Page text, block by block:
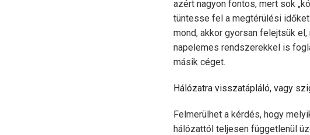
azért nagyon fontos, mert sok
tüntesse fel a megtérülési
mond, akkor gyorsan felejtsük
napelemes rendszerekkel is
másik céget.
Hálózatra visszatápláló, vagy
Felmerülhet a kérdés, hogy
hálózattól teljesen függetlenül